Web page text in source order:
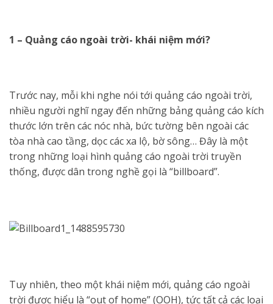
1 – Quảng cáo ngoài trời- khái niệm mới?
Trước nay, mỗi khi nghe nói tới quảng cáo ngoài trời,
nhiều người nghĩ ngay đến những bảng quảng cáo kích
thước lớn trên các nóc nhà, bức tường bên ngoài các
tòa nhà cao tầng, dọc các xa lộ, bờ sông… Đây là một
trong những loại hình quảng cáo ngoài trời truyền
thống, được dân trong nghề gọi là “billboard”.
Tuy nhiên, theo một khái niệm mới, quảng cáo ngoài
trời được hiểu là “out of home” (OOH), tức tất cả các loại